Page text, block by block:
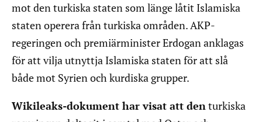
mot den turkiska staten som länge låtit Islamiska
staten operera från turkiska områden. AKP-
regeringen och premiärminister Erdogan anklagas
för att vilja utnyttja Islamiska staten för att slå
både mot Syrien och kurdiska grupper.
Wikileaks-dokument har visat att denturkiska